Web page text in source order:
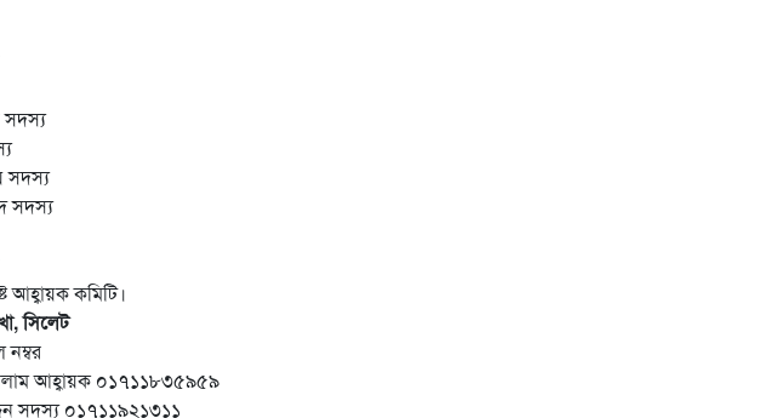
সদস্য
সদস্য
সদস্য
আহ্বায়ক কমিটি।
সিলেট
আহ্বায়ক ০১৭১১৮৩৫৯৫৯
সদস্য ০১৭১১৯২১৩১১